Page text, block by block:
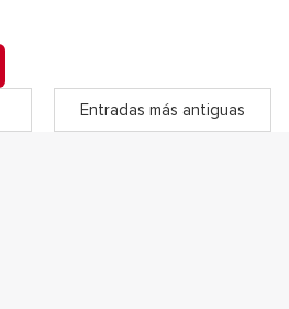
Entradas más antiguas